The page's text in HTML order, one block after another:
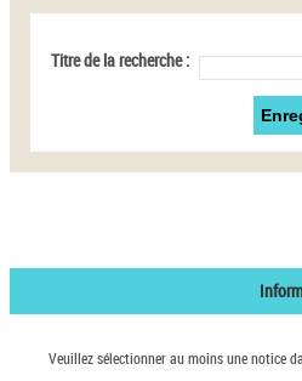
Titre de la recherche :
Veuillez sélectionner au moins une notice